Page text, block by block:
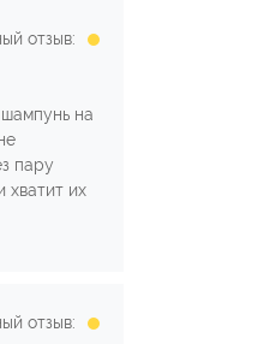
отзыв:
на
пару
хватит их
отзыв: